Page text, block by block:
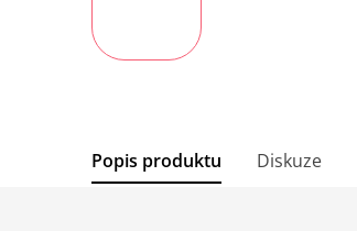
Popis produktu Diskuze